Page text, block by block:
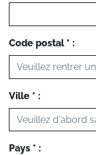
Code postal * :
Ville * :
Pays * :